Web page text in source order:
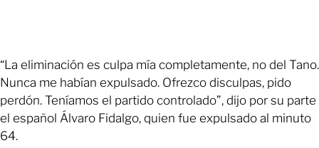
“La eliminación es culpa mía completamente, no del Tano.
Nunca me habían expulsado. Ofrezco disculpas, pido
perdón. Teníamos el partido controlado”, dijo por su parte
el español Álvaro Fidalgo, quien fue expulsado al minuto
64.